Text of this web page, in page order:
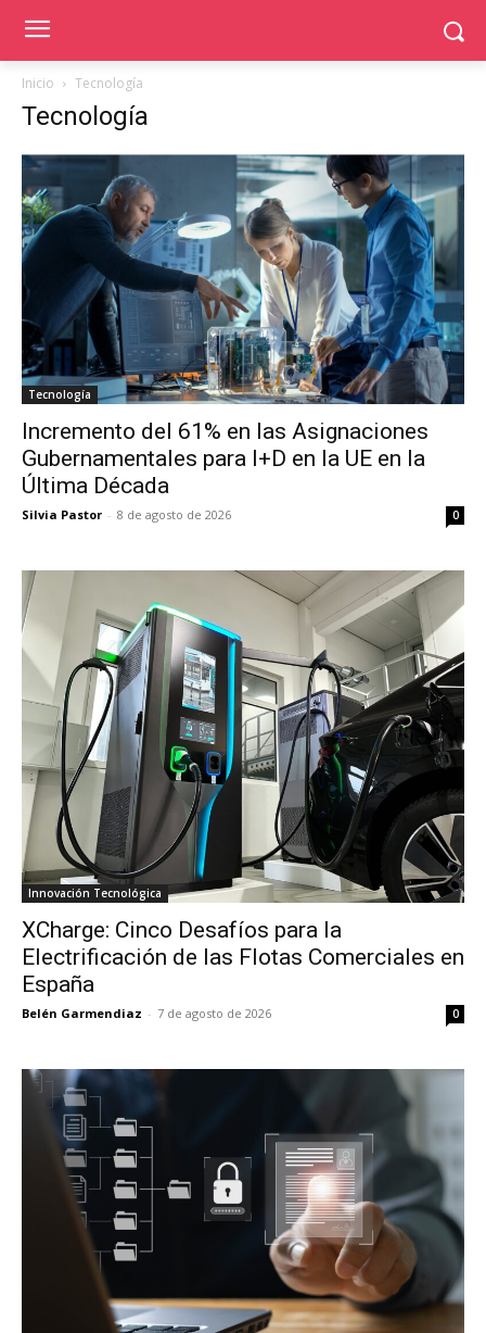
Inicio Tecnología
Tecnología
Tecnología
Incremento del 61% en las Asignaciones
Gubernamentales para I+D en la UE en la
Última Década
Silvia Pastor - 8 de agosto de 2026 0
Innovación Tecnológica
XCharge: Cinco Desafíos para la
Electrificación de las Flotas Comerciales en
España
Belén Garmendiaz - 7 de agosto de 2026 0